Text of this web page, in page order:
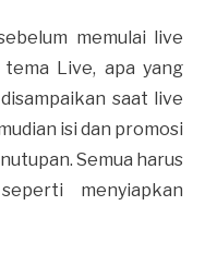
memulai live
Live, apa yang
saat live
isi dan promosi
Semua harus
menyiapkan